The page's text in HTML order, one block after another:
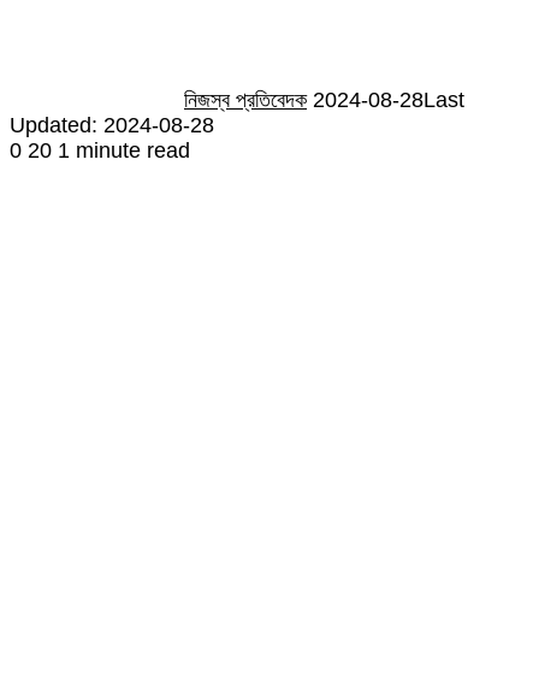
নিজস্ব প্রতিবেদক 2024-08-28Last
Updated: 2024-08-28
0 20 1 minute read